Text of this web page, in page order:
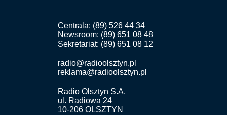
Centrala: (89) 526 44 34
Newsroom: (89) 651 08 48
Sekretariat: (89) 651 08 12
radio@radioolsztyn.pl
reklama@radioolsztyn.pl
Radio Olsztyn S.A.
ul. Radiowa 24
10-206 OLSZTYN